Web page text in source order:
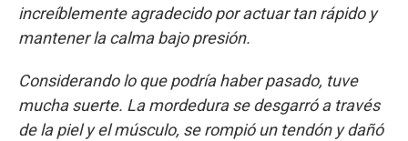
increíblemente agradecido por actuar tan rápido y
mantener la calma bajo presión.
Considerando lo que podría haber pasado, tuve
mucha suerte. La mordedura se desgarró a través
de la piel y el músculo, se rompió un tendón y dañó